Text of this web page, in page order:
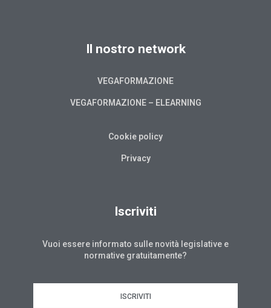
Il nostro network
VEGAFORMAZIONE
VEGAFORMAZIONE – ELEARNING
Cookie policy
Privacy
Iscriviti
Vuoi essere informato sulle novità legislative e
normative gratuitamente?
ISCRIVITI